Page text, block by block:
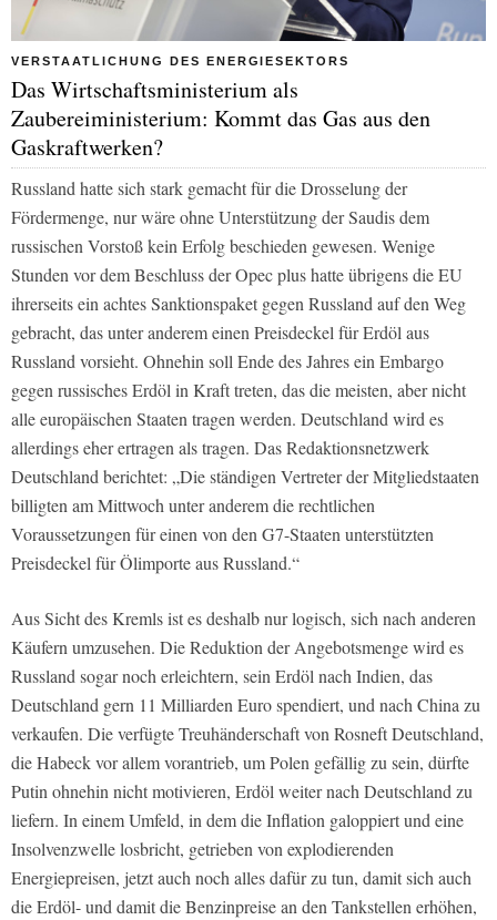
VERSTAATLICHUNG DES ENERGIESEKTORS
Das Wirtschaftsministerium als
Zaubereiministerium: Kommt das Gas aus den
Gaskraftwerken?
Russland hatte sich stark gemacht für die Drosselung der
Fördermenge, nur wäre ohne Unterstützung der Saudis dem
russischen Vorstoß kein Erfolg beschieden gewesen. Wenige
Stunden vor dem Beschluss der Opec plus hatte übrigens die EU
ihrerseits ein achtes Sanktionspaket gegen Russland auf den Weg
gebracht, das unter anderem einen Preisdeckel für Erdöl aus
Russland vorsieht. Ohnehin soll Ende des Jahres ein Embargo
gegen russisches Erdöl in Kraft treten, das die meisten, aber nicht
alle europäischen Staaten tragen werden. Deutschland wird es
allerdings eher ertragen als tragen. DasRedaktionsnetzwerk
Deutschland berichtet: „Die ständigen Vertreter der Mitgliedstaaten
billigten am Mittwoch unter anderem die rechtlichen
Voraussetzungen für einen von den G7-Staaten unterstützten
Preisdeckel für Ölimporte aus Russland.“
Aus Sicht des Kremls ist es deshalb nur logisch, sich nach anderen
Käufern umzusehen. Die Reduktion der Angebotsmenge wird es
Russland sogar noch erleichtern, sein Erdöl nach Indien, das
Deutschland gern 11 Milliarden Euro spendiert, und nach China zu
verkaufen. Die verfügte Treuhänderschaft von Rosneft Deutschland,
die Habeck vor allem vorantrieb, um Polen gefällig zu sein, dürfte
Putin ohnehin nicht motivieren, Erdöl weiter nach Deutschland zu
liefern. In einem Umfeld, in dem die Inflation galoppiert und eine
Insolvenzwelle losbricht, getrieben von explodierenden
Energiepreisen, jetzt auch noch alles dafür zu tun, damit sich auch
die Erdöl- und damit die Benzinpreise an den Tankstellen erhöhen,